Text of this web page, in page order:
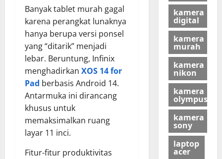
Banyak tablet murah gagal
karena perangkat lunaknya
hanya berupa versi ponsel
yang “ditarik” menjadi
lebar. Beruntung, Infinix
menghadirkan XOS 14 for
Pad berbasis Android 14.
Antarmuka ini dirancang
khusus untuk
memaksimalkan ruang
layar 11 inci.
Fitur-fitur produktivitas
kamera
digital
kamera
murah
kamera
nikon
kamera
olympus
kamera
sony
laptop
acer